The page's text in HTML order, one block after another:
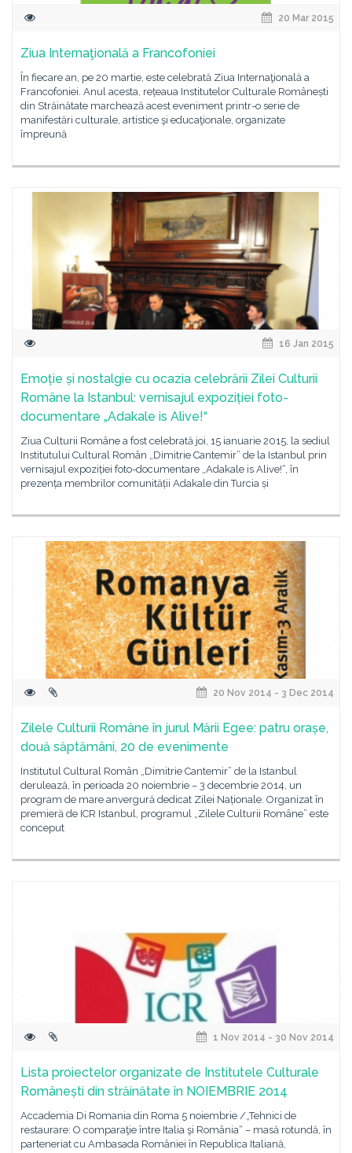
20 Mar 2015
Ziua Internaţională a Francofoniei
În fiecare an, pe 20 martie, este celebrată Ziua Internaţională a
Francofoniei. Anul acesta, rețeaua Institutelor Culturale Românești
din Străinătate marchează acest eveniment printr-o serie de
manifestări culturale, artistice şi educaţionale, organizate
împreună
16 Jan 2015
Emoție și nostalgie cu ocazia celebrării Zilei Culturii
Române la Istanbul: vernisajul expoziției foto-
documentare „Adakale is Alive!“
Ziua Culturii Române a fost celebrată joi, 15 ianuarie 2015, la sediul
Institutului Cultural Român „Dimitrie Cantemir” de la Istanbul prin
vernisajul expoziției foto-documentare „Adakale is Alive!“, în
prezența membrilor comunității Adakale din Turcia și
20 Nov 2014 - 3 Dec 2014
Zilele Culturii Române în jurul Mării Egee: patru orașe,
două săptămâni, 20 de evenimente
Institutul Cultural Român „Dimitrie Cantemir” de la Istanbul
derulează, în perioada 20 noiembrie – 3 decembrie 2014, un
program de mare anvergură dedicat Zilei Naționale. Organizat în
premieră de ICR Istanbul, programul „Zilele Culturii Române” este
conceput
1 Nov 2014 - 30 Nov 2014
Lista proiectelor organizate de Institutele Culturale
Românești din străinătate în NOIEMBRIE 2014
Accademia Di Romania din Roma 5 noiembrie /„Tehnici de
restaurare: O comparaţie între Italia şi România“ – masă rotundă, în
parteneriat cu Ambasada României în Republica Italiană,